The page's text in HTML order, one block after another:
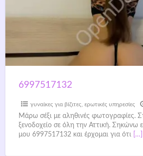
6997517132
γυναίκες για βίζιτες, ερωτικές υπηρεσίες
Μάρω σέξι με αληθινές φωτογραφίες.
ξενοδοχείο σε όλη την Αττική.
μου 6997517132 και έρχομαι για ότι
[…]